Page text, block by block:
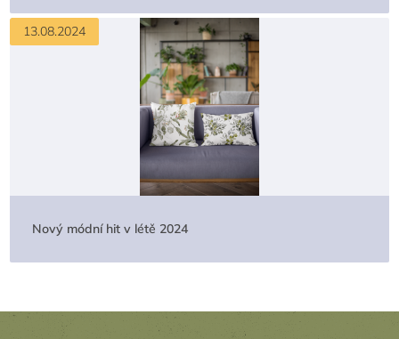
13.08.2024
Nový módní hit v létě 2024